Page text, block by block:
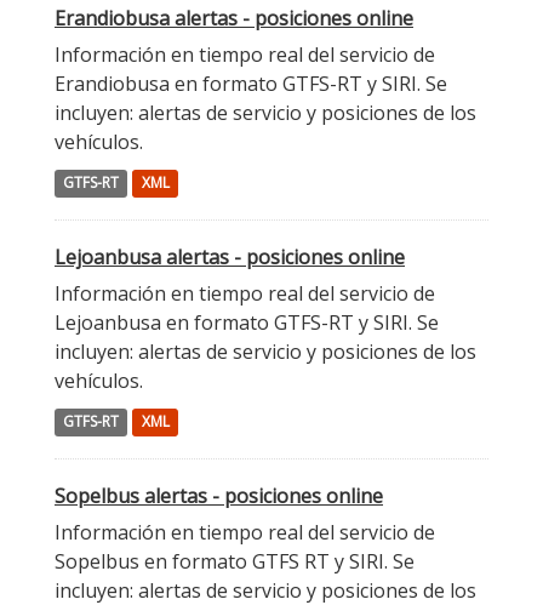
Erandiobusa alertas - posiciones online
Información en tiempo real del servicio de
Erandiobusa en formato GTFS-RT y SIRI. Se
incluyen: alertas de servicio y posiciones de los
vehículos.
GTFS-RT XML
Lejoanbusa alertas - posiciones online
Información en tiempo real del servicio de
Lejoanbusa en formato GTFS-RT y SIRI. Se
incluyen: alertas de servicio y posiciones de los
vehículos.
GTFS-RT XML
Sopelbus alertas - posiciones online
Información en tiempo real del servicio de
Sopelbus en formato GTFS RT y SIRI. Se
incluyen: alertas de servicio y posiciones de los